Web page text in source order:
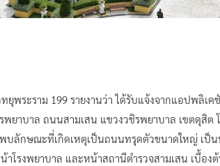
ยุพระราม 199 รายงานว่า ได้รับแจ้งจากแอปพลิเ
ยาบาล ถนนสามเสน แขวงวชิรพยาบาล เขตดุสิต
บลักษณะที่เกิดเหตุเป็นถนนทรุดตัวขนาดใหญ่ เป็น
าโรงพยาบาล และหน้าสถานีตำรวจสามเสน เบื้อง